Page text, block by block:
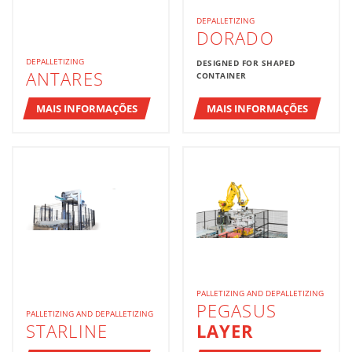
DEPALLETIZING
ANTARES
MAIS INFORMAÇÕES
DEPALLETIZING
DORADO
DESIGNED FOR SHAPED
CONTAINER
MAIS INFORMAÇÕES
PALLETIZING AND DEPALLETIZING
STARLINE
PALLETIZING AND DEPALLETIZING
PEGASUS
LAYER